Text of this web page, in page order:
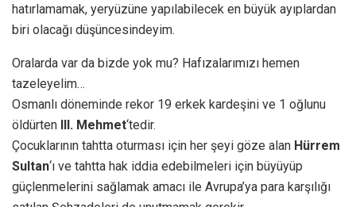
hatırlamamak, yeryüzüne yapılabilecek en büyük ayıplardan
biri olacağı düşüncesindeyim.
Oralarda var da bizde yok mu? Hafızalarımızı hemen
tazeleyelim…
Osmanlı döneminde rekor 19 erkek kardeşini ve 1 oğlunu
öldürten III. Mehmet‘tedir.
Çocuklarının tahtta oturması için her şeyi göze alan Hürrem
Sultan‘ı ve tahtta hak iddia edebilmeleri için büyüyüp
güçlenmelerini sağlamak amacı ile Avrupa’ya para karşılığı